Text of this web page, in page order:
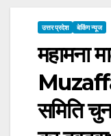
उत्तर प्रदेश बेकिंग न्यूज
महामना
समिति